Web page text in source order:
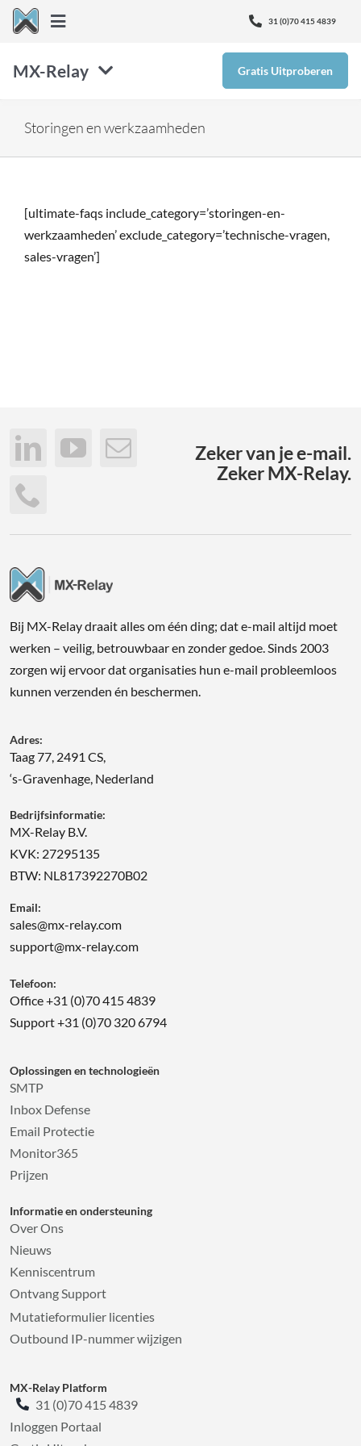
Ga
naar
Toggle
Over Ons
Nieuws
Ontvang Support
31 (0)70 415 4839
MX-Relay
Email Protectie
Login Portaal
31 (0)70 415 4839
Gratis Uitproberen
Storingen en werkzaamheden
[ultimate-faqs include_category=’storingen-en-
werkzaamheden’ exclude_category=’technische-vragen,
sales-vragen’]
Zeker van je e-mail.
Zeker MX-Relay.
Bij MX-Relay draait alles om één ding; dat e-mail altijd moet
werken – veilig, betrouwbaar en zonder gedoe. Sinds 2003
zorgen wij ervoor dat organisaties hun e-mail probleemloos
kunnen verzenden én beschermen.
Adres:
Taag 77, 2491 CS,
‘s-Gravenhage, Nederland
Bedrijfsinformatie:
MX-Relay B.V.
KVK: 27295135
BTW: NL817392270B02
Email:
sales@mx-relay.com
support@mx-relay.com
Telefoon:
Office +31 (0)70 415 4839
Support +31 (0)70 320 6794
Oplossingen en technologieën
SMTP
Inbox Defense
Email Protectie
Monitor365
Prijzen
Informatie en ondersteuning
Over Ons
Nieuws
Kenniscentrum
Ontvang Support
Mutatieformulier licenties
Outbound IP-nummer wijzigen
MX-Relay Platform
31 (0)70 415 4839
Inloggen Portaal